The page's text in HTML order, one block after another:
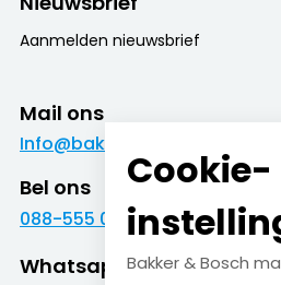
Aanmelden nieuwsbrief
Mail ons
Info@bakkerenbosch.nl
Bel ons
088-555 09 09
Whatsapp
Cookie-
Bakker & Bosch